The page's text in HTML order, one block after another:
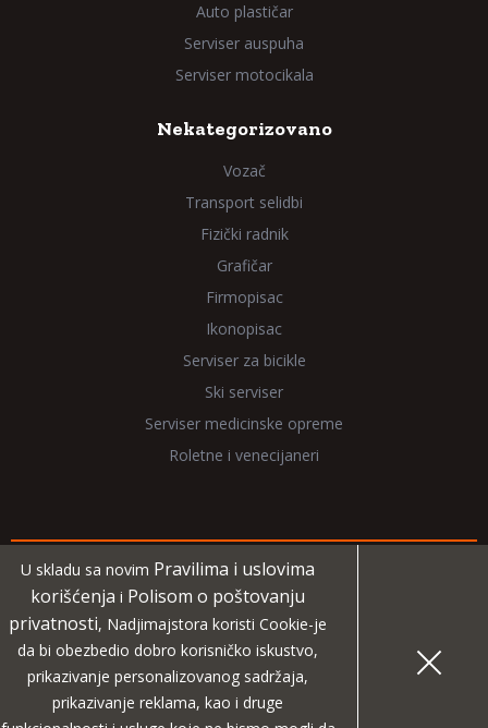
Auto plastičar
Serviser auspuha
Serviser motocikala
Nekategorizovano
Vozač
Transport selidbi
Fizički radnik
Grafičar
Firmopisac
Ikonopisac
Serviser za bicikle
Ski serviser
Serviser medicinske opreme
Roletne i venecijaneri
Copyright 2026 NadjiMajstora.rs
Informacije i grafički elementi su vlasništvo veb sajta
NadjiMajstora
Projekat digitalne agencije
U skladu sa novim Pravilima i uslovima
korišćenja i Polisom o poštovanju
privatnosti, Nadjimajstora koristi Cookie-je
da bi obezbedio dobro korisničko iskustvo,
prikazivanje personalizovanog sadržaja,
prikazivanje reklama, kao i druge